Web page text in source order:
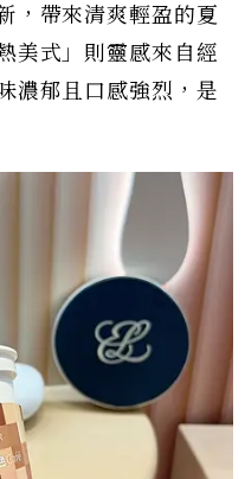
，帶來清爽輕盈的夏
美式」則靈感來自經
濃郁且口感強烈，是